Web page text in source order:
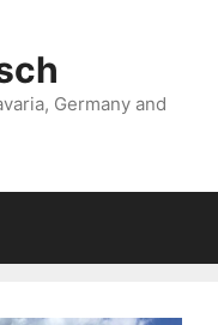
Germany and